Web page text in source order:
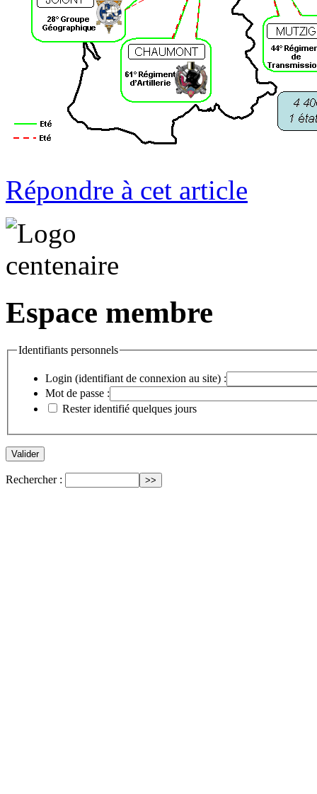
Répondre à cet article
Espace membre
Identifiants personnels
Login (identifiant de connexion au site) :
Mot de passe :
Rester identifié quelques jours
Rechercher :